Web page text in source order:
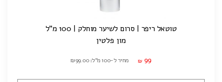
טוטאל ריפר | סרום לשיער מוחלק | 100 מ"ל
מון פלטין
₪ 99 מחיר ל-100 מ"ל: ₪99.00